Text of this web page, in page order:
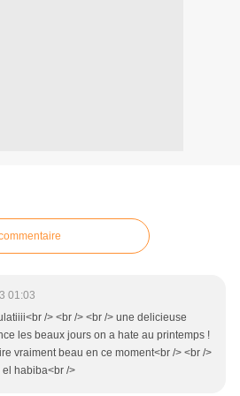
01:03
/> <br /> <br /> une delicieuse
les beaux jours on a hate au printemps !
vraiment beau en ce moment<br /> <br />
habiba<br />